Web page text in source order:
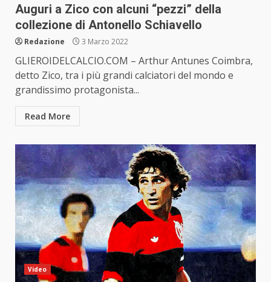
Auguri a Zico con alcuni “pezzi” della
collezione di Antonello Schiavello
Redazione 3 Marzo 2022
GLIEROIDELCALCIO.COM – Arthur Antunes Coimbra,
detto Zico, tra i più grandi calciatori del mondo e
grandissimo protagonista...
Read More
Video